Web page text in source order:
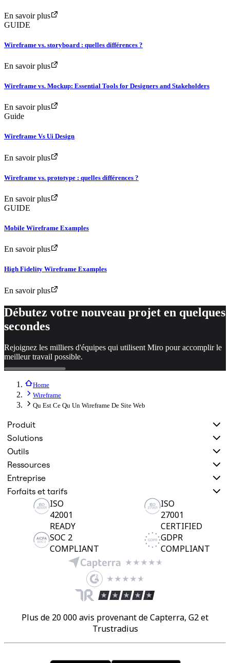
En savoir plus
GUIDE
Wireframe vs. storyboard : quelles différences ?
En savoir plus
Wireframe vs. Mockup: Essential Tools for Designers and Stakeholders
En savoir plus
Guide
Wireframe Vs Ui Design
En savoir plus
Wireframe vs. prototype : quelles différences ?
En savoir plus
GUIDE
Mobile Wireframe Examples
En savoir plus
High Fidelity Wireframe Examples
En savoir plus
Débutez votre nouveau projet en quelques
secondes
Rejoignez les milliers d'équipes qui utilisent Miro pour accomplir le
meilleur travail possible.
Home
Wireframe
Qu Est Ce Qu Un Wireframe De Site Web
Produit
Solutions
Outils
Ressources
Entreprise
Forfaits et tarifs
ISO
42001
READY
ISO
27001
CERTIFIED
SOC 2
COMPLIANT
GDPR
COMPLIANT
Plus de 20 000 avis provenant de Capterra, G2 et
Trustradius